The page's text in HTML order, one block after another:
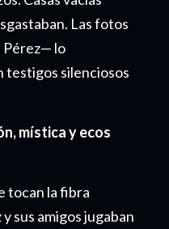
Las fotos
Pérez— lo
testigos silenciosos
mística y ecos
tocan la fibra
sus amigos jugaban